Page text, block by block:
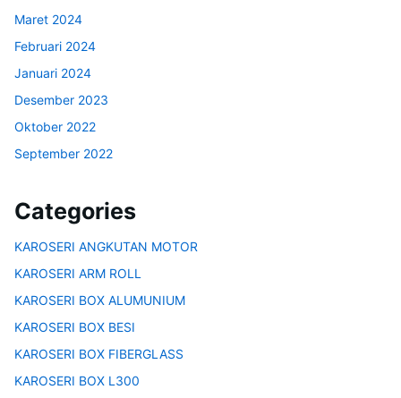
Maret 2024
Februari 2024
Januari 2024
Desember 2023
Oktober 2022
September 2022
Categories
KAROSERI ANGKUTAN MOTOR
KAROSERI ARM ROLL
KAROSERI BOX ALUMUNIUM
KAROSERI BOX BESI
KAROSERI BOX FIBERGLASS
KAROSERI BOX L300